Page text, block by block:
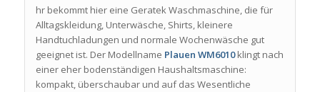
hr bekommt hier eine Geratek Waschmaschine, die für
Alltagskleidung, Unterwäsche, Shirts, kleinere
Handtuchladungen und normale Wochenwäsche gut
geeignet ist. Der Modellname Plauen WM6010klingt nach
einer eher bodenständigen Haushaltsmaschine:
kompakt, überschaubar und auf das Wesentliche